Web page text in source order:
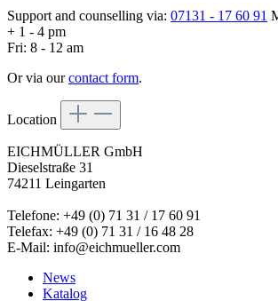
Support and counselling via: 07131 - 17 60 91
+ 1 - 4 pm
Fri: 8 - 12 am
Or via ourcontact form.
Location
EICHMÜLLER GmbH
Dieselstraße 31
74211 Leingarten
Telefone: +49 (0) 71 31 / 17 60 91
Telefax: +49 (0) 71 31 / 16 48 28
E-Mail: info@eichmueller.com
News
Katalog